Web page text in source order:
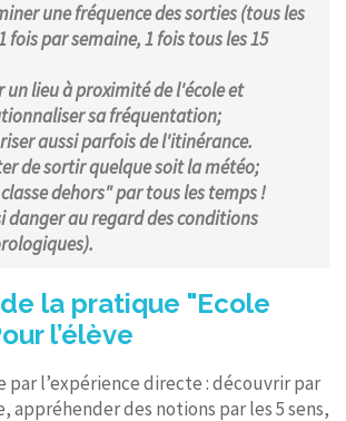
une fréquence des sorties (tous les
fois par semaine, 1 fois tous les 15
un lieu à proximité de l'école et
sa fréquentation;
aussi parfois de l'itinérance.
de sortir quelque soit la météo;
dehors" par tous les temps !
danger au regard des conditions
la pratique "Ecole
l’élève
par l’expérience directe : découvrir par
appréhender des notions par les 5 sens,